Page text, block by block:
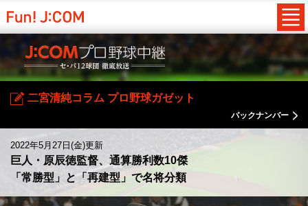
二宮清純コラム プロ野球ガゼット
バックナンバー
2022年5月27日(金)更新
巨人・原辰徳監督、通算勝利数10傑
「常勝型」と「再建型」で名将分類